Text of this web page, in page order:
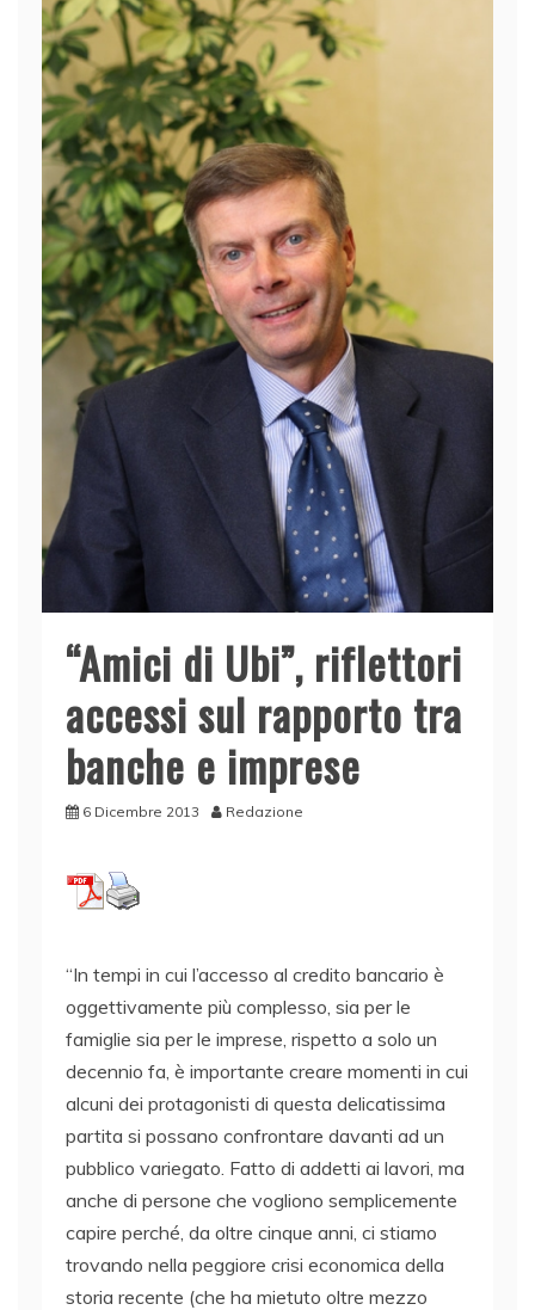
“Amici di Ubi”, riflettori
accessi sul rapporto tra
banche e imprese
6 Dicembre 2013 Redazione
“In tempi in cui l’accesso al credito bancario è
oggettivamente più complesso, sia per le
famiglie sia per le imprese, rispetto a solo un
decennio fa, è importante creare momenti in cui
alcuni dei protagonisti di questa delicatissima
partita si possano confrontare davanti ad un
pubblico variegato. Fatto di addetti ai lavori, ma
anche di persone che vogliono semplicemente
capire perché, da oltre cinque anni, ci stiamo
trovando nella peggiore crisi economica della
storia recente (che ha mietuto oltre mezzo